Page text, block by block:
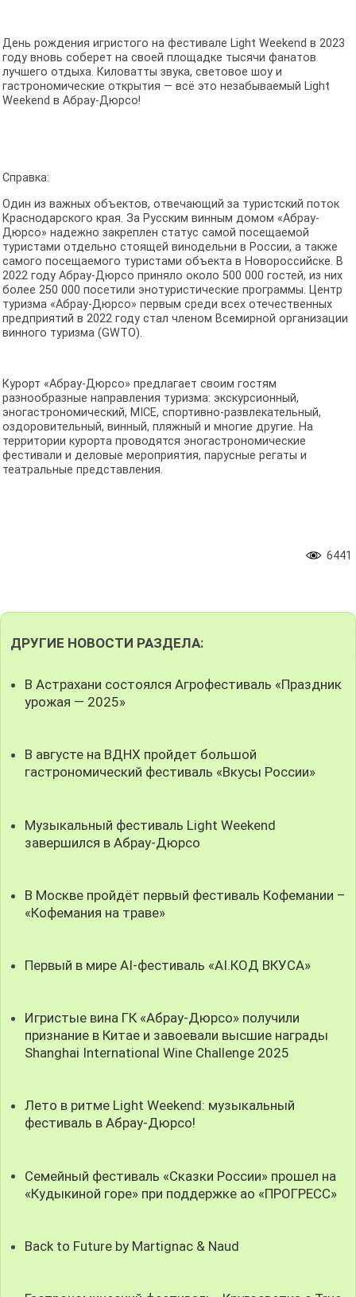
День рождения игристого на фестивале Light Weekend в 2023
году вновь соберет на своей площадке тысячи фанатов
лучшего отдыха. Киловатты звука, световое шоу и
гастрономические открытия — всё это незабываемый Light
Weekend в Абрау-Дюрсо!
Справка:
Один из важных объектов, отвечающий за туристский поток
Краснодарского края. За Русским винным домом «Абрау-
Дюрсо» надежно закреплен статус самой посещаемой
туристами отдельно стоящей винодельни в России, а также
самого посещаемого туристами объекта в Новороссийске. В
2022 году Абрау-Дюрсо приняло около 500 000 гостей, из них
более 250 000 посетили энотуристические программы. Центр
туризма «Абрау-Дюрсо» первым среди всех отечественных
предприятий в 2022 году стал членом Всемирной организации
винного туризма (GWTO).
Курорт «Абрау-Дюрсо» предлагает своим гостям
разнообразные направления туризма: экскурсионный,
эногастрономический, MICE, спортивно-развлекательный,
оздоровительный, винный, пляжный и многие другие. На
территории курорта проводятся эногастрономические
фестивали и деловые мероприятия, парусные регаты и
театральные представления.
6441
ДРУГИЕ НОВОСТИ РАЗДЕЛА:
В Астрахани состоялся Агрофестиваль «Праздник
урожая — 2025»
В августе на ВДНХ пройдет большой
гастрономический фестиваль «Вкусы России»
Музыкальный фестиваль Light Weekend
завершился в Абрау-Дюрсо
В Москве пройдёт первый фестиваль Кофемании –
«Кофемания на траве»
Первый в мире AI-фестиваль «AI.КОД ВКУСА»
Игристые вина ГК «Абрау-Дюрсо» получили
признание в Китае и завоевали высшие награды
Shanghai International Wine Challenge 2025
Лето в ритме Light Weekend: музыкальный
фестиваль в Абрау-Дюрсо!
Семейный фестиваль «Сказки России» прошел на
«Кудыкиной горе» при поддержке ао «ПРОГРЕСС»
Back to Future by Martignac & Naud